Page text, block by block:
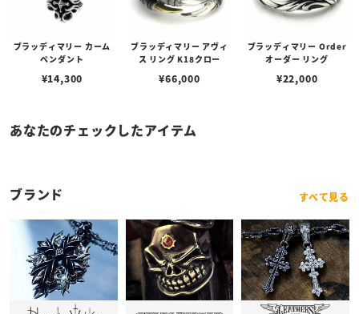
ブラッディマリー カーム
ペンダント
¥14,300
ブラッディマリー アヴィ
ス リング K18クロー
¥66,000
ブラッディマリー Order
オーダー リング
¥22,000
あなたのチェックしたアイテム
ブランド すべて見る